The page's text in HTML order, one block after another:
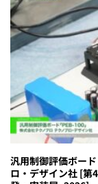
汎用制御評価ボー
ロ・デザイン社 [第